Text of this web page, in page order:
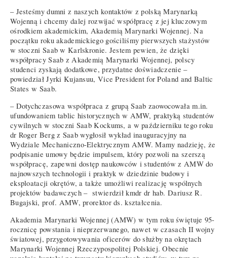
– Jesteśmy dumni z naszych kontaktów z polską Marynarką
Wojenną i chcemy dalej rozwijać współpracę z jej kluczowym
ośrodkiem akademickim, Akademią Marynarki Wojennej. Na
początku roku akademickiego gościliśmy pierwszych stażystów
w stoczni Saab w Karlskronie. Jestem pewien, że dzięki
współpracy Saab z Akademią Marynarki Wojennej, polscy
studenci zyskają dodatkowe, przydatne doświadczenie –
powiedział Jyrki Kujansuu, Vice President for Poland and Baltic
States w Saab.
– Dotychczasowa współpraca z grupą Saab zaowocowała m.in.
ufundowaniem tablic historycznych w AMW, praktyką studentów
cywilnych w stoczni Saab Kockums, a w październiku tego roku
dr Roger Berg z Saab wygłosił wykład inauguracyjny na
Wydziale Mechaniczno-Elektrycznym AMW. Mamy nadzieję, że
podpisanie umowy będzie impulsem, który pozwoli na szerszą
współpracę, zapewni dostęp naukowców i studentów z AMW do
najnowszych technologii i praktyk w dziedzinie budowy i
eksploatacji okrętów, a także umożliwi realizację wspólnych
projektów badawczych – stwierdził kmdr dr hab. Dariusz R.
Bugajski, prof. AMW, prorektor ds. kształcenia.
Akademia Marynarki Wojennej (AMW) w tym roku świętuje 95-
rocznicę powstania i nieprzerwanego, nawet w czasach II wojny
światowej, przygotowywania oficerów do służby na okrętach
Marynarki Wojennej Rzeczypospolitej Polskiej. Obecnie